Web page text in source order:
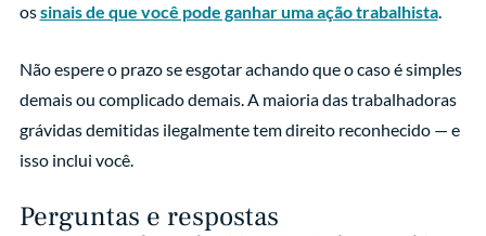
ossinais de que você pode ganhar uma ação trabalhista.
Não espere o prazo se esgotar achando que o caso é simples
demais ou complicado demais. A maioria das trabalhadoras
grávidas demitidas ilegalmente tem direito reconhecido — e
isso inclui você.
Perguntas e respostas